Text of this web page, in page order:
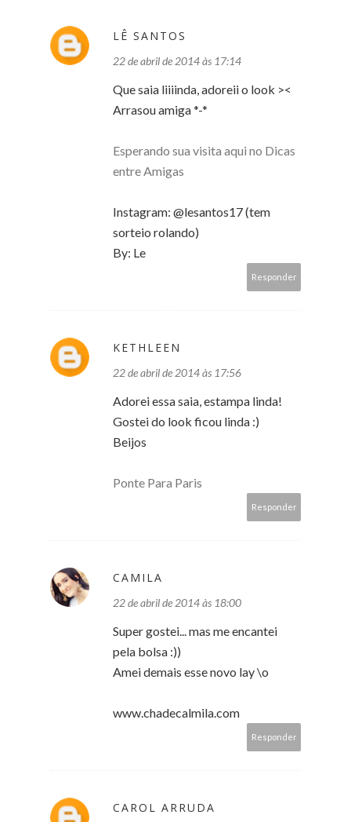
LÊ SANTOS
22 de abril de 2014 às 17:14
Que saia liiiinda, adoreii o look ><
Arrasou amiga *-*
Esperando sua visita aqui no Dicas
entre Amigas
Instagram: @lesantos17 (tem
sorteio rolando)
By: Le
Responder
KETHLEEN
22 de abril de 2014 às 17:56
Adorei essa saia, estampa linda!
Gostei do look ficou linda :)
Beijos
Ponte Para Paris
Responder
CAMILA
22 de abril de 2014 às 18:00
Super gostei... mas me encantei
pela bolsa :))
Amei demais esse novo lay \o
www.chadecalmila.com
Responder
CAROL ARRUDA